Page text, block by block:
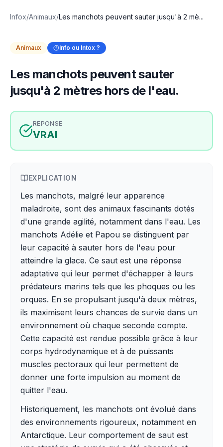
Infox/Animaux/Les manchots peuvent sauter jusqu'à 2 mè...
Animaux Info ou Intox ?
Les manchots peuvent sauter
jusqu'à 2 mètres hors de l'eau.
REPONSE
VRAI
EXPLICATION
Les manchots, malgré leur apparence
maladroite, sont des animaux fascinants dotés
d'une grande agilité, notamment dans l'eau. Les
manchots Adélie et Papou se distinguent par
leur capacité à sauter hors de l'eau pour
atteindre la glace. Ce saut est une réponse
adaptative qui leur permet d'échapper à leurs
prédateurs marins tels que les phoques ou les
orques. En se propulsant jusqu'à deux mètres,
ils maximisent leurs chances de survie dans un
environnement où chaque seconde compte.
Cette capacité est rendue possible grâce à leur
corps hydrodynamique et à de puissants
muscles pectoraux qui leur permettent de
donner une forte impulsion au moment de
quitter l'eau.
Historiquement, les manchots ont évolué dans
des environnements rigoureux, notamment en
Antarctique. Leur comportement de saut est